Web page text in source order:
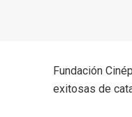
Fundación
exitosas de